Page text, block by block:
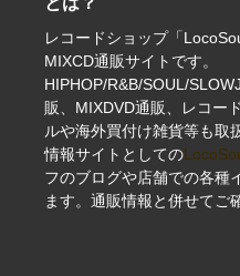
レコードショップ「
MIXCD通販サイトです。
HIPHOP/R&B/SOUL/
販、MIXDVD通販、レコー
ルや海外買付け雑貨等も取
情報サイトとしての
フのブログや店舗での各種
ます。通販情報と併せてご